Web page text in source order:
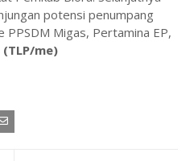
potensi penumpang
PPSDM Migas, Pertamina EP,
(TLP/me)